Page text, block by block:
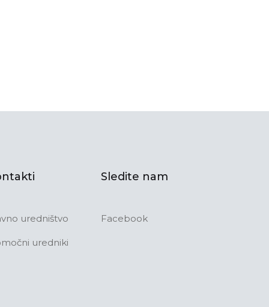
uredništvo
uredniki
Sledite nam
Facebook